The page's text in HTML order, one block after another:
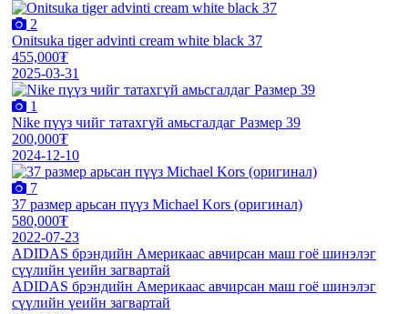
2
Onitsuka tiger advinti cream white black 37
455,000₮
2025-03-31
1
Nike пүүз чийг татахгүй амьсгалдаг Размер 39
200,000₮
2024-12-10
7
37 размер арьсан пүүз Michael Kors (оригинал)
580,000₮
2022-07-23
ADIDAS брэндийн Америкаас авчирсан маш гоё шинэлэг
сүүлийн үеийн загвартай
ADIDAS брэндийн Америкаас авчирсан маш гоё шинэлэг
сүүлийн үеийн загвартай